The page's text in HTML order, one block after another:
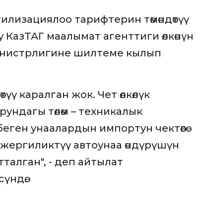
тарифтерин төмөндөтүү
маалымат агенттиги өлкөнүн
шилтеме кылып
каралган жок. Чет өлкөлүк
төлөм – техникалык
унаалардын импортун чектөөгө
автоунаа өндүрүшүн
- деп айтылат